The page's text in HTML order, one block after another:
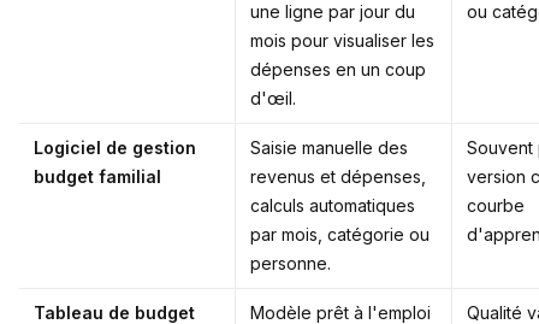
une ligne par jour du
mois pour visualiser les
dépenses en un coup
d'œil.
ou
Logiciel de gestion
budget familial
Saisie manuelle des
revenus et dépenses,
calculs automatiques
par mois, catégorie ou
personne.
Souvent
version
courbe
Tableau de budget
Modèle prêt à l'emploi
Qualité